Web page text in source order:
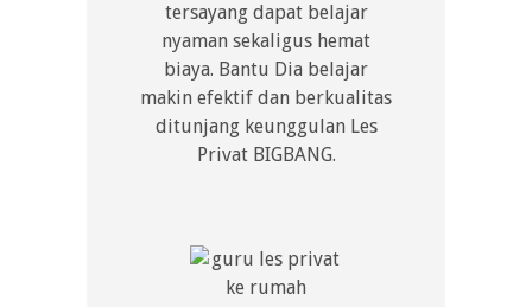
tersayang dapat belajar
nyaman sekaligus hemat
biaya. Bantu Dia belajar
makin efektif dan berkualitas
ditunjang keunggulan Les
Privat BIGBANG.